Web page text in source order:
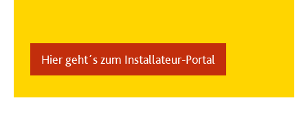
Hier geht´s zum Installateur-Portal